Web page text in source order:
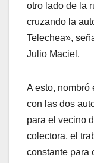
otro lado de la
cruzando la
Telechea»,
Julio Maciel.
A esto,
con las dos
para el vecino
colectora, el
constante para